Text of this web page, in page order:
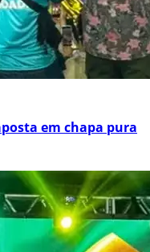
em chapa pura